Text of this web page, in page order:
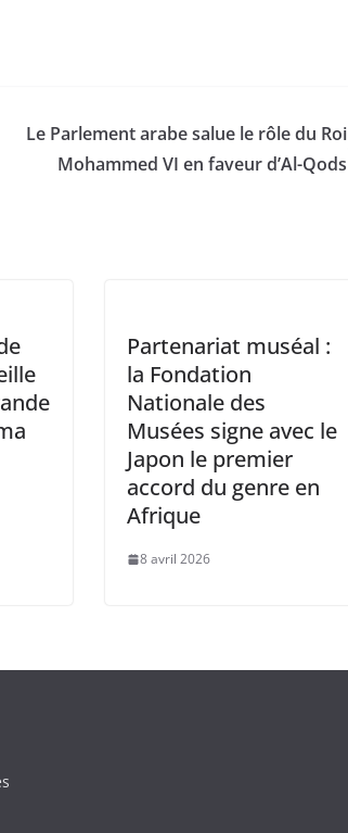
Le Parlement arabe salue le rôle du Roi
Mohammed VI en faveur d’Al-Qods
Partenariat muséal :
la Fondation
Nationale des
Musées signe avec le
Japon le premier
accord du genre en
Afrique
8 avril 2026